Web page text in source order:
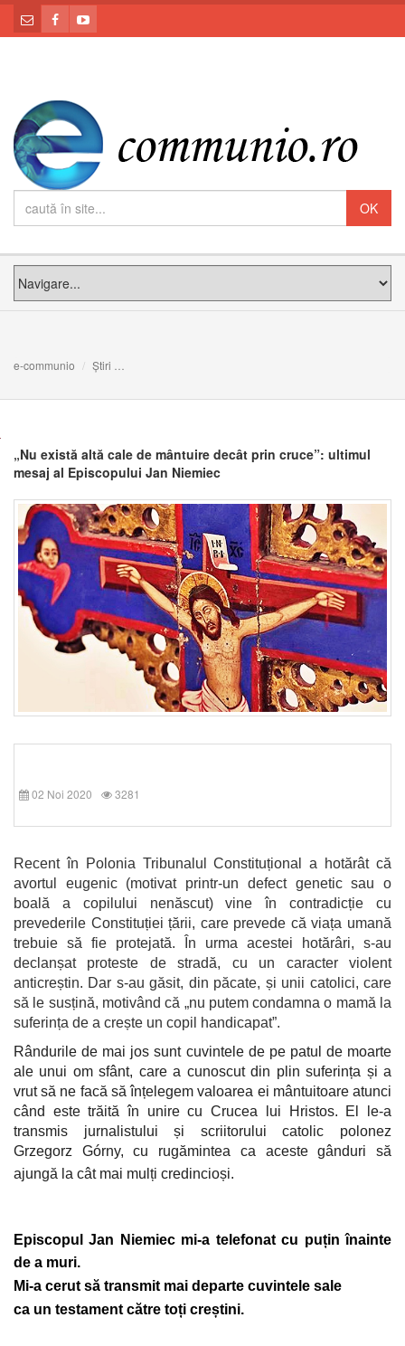
e-communio Știri
„Nu există altă cale de mântuire decât prin cruce”: ultimul
mesaj al Episcopului Jan Niemiec
02 Noi 2020 3281
Recent în Polonia Tribunalul Constituțional a hotărât că
avortul eugenic (motivat printr-un defect genetic sau o
boală a copilului nenăscut) vine în contradicție cu
prevederile Constituției țării, care prevede că viața umană
trebuie să fie protejată. În urma acestei hotărâri, s-au
declanșat proteste de stradă, cu un caracter violent
anticreștin. Dar s-au găsit, din păcate, și unii catolici, care
să le susțină, motivând că „nu putem condamna o mamă la
suferința de a crește un copil handicapat”.
Rândurile de mai jos sunt cuvintele de pe patul de moarte
ale unui om sfânt, care a cunoscut din plin suferința și a
vrut să ne facă să înțelegem valoarea ei mântuitoare atunci
când este trăită în unire cu Crucea lui Hristos. El le-a
transmis jurnalistului și scriitorului catolic polonez
Grzegorz Górny, cu rugămintea ca aceste gânduri să
ajungă la cât mai mulți credincioși.
Episcopul Jan Niemiec mi-a telefonat cu puțin înainte
de a muri.
Mi-a cerut să transmit mai departe cuvintele sale
ca un testament către toți creștini.